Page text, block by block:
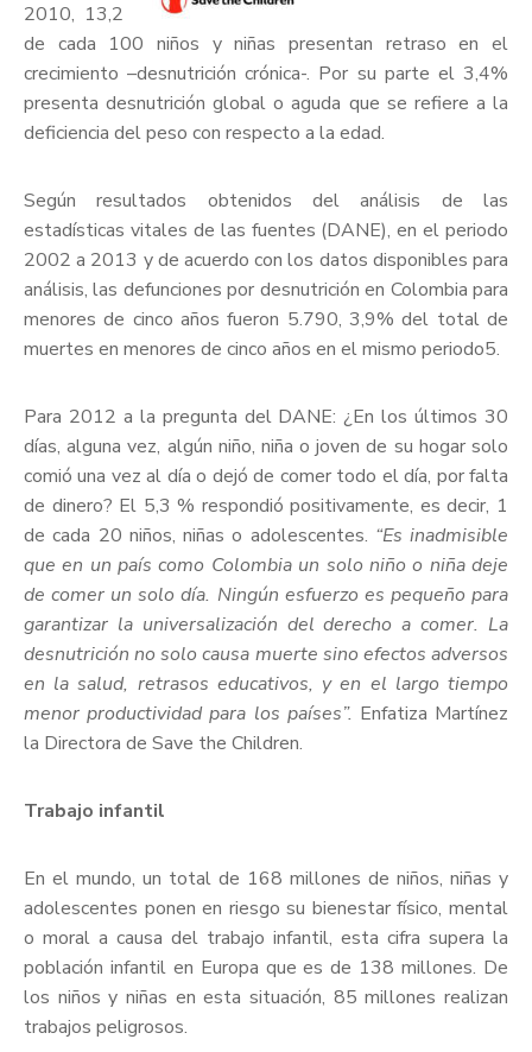
2010, 13,2
de cada 100 niños y niñas presentan retraso en el
crecimiento –desnutrición crónica-. Por su parte el 3,4%
presenta desnutrición global o aguda que se refiere a la
deficiencia del peso con respecto a la edad.
Según resultados obtenidos del análisis de las
estadísticas vitales de las fuentes (DANE), en el periodo
2002 a 2013 y de acuerdo con los datos disponibles para
análisis, las defunciones por desnutrición en Colombia para
menores de cinco años fueron 5.790, 3,9% del total de
muertes en menores de cinco años en el mismo periodo5.
Para 2012 a la pregunta del DANE: ¿En los últimos 30
días, alguna vez, algún niño, niña o joven de su hogar solo
comió una vez al día o dejó de comer todo el día, por falta
de dinero? El 5,3 % respondió positivamente, es decir, 1
de cada 20 niños, niñas o adolescentes. “Es inadmisible
que en un país como Colombia un solo niño o niña deje
de comer un solo día. Ningún esfuerzo es pequeño para
garantizar la universalización del derecho a comer. La
desnutrición no solo causa muerte sino efectos adversos
en la salud, retrasos educativos, y en el largo tiempo
menor productividad para los países”. Enfatiza Martínez
la Directora de Save the Children.
Trabajo infantil
En el mundo, un total de 168 millones de niños, niñas y
adolescentes ponen en riesgo su bienestar físico, mental
o moral a causa del trabajo infantil, esta cifra supera la
población infantil en Europa que es de 138 millones. De
los niños y niñas en esta situación, 85 millones realizan
trabajos peligrosos.